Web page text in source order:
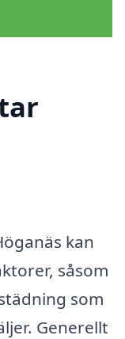
kan
såsom
som
Generellt